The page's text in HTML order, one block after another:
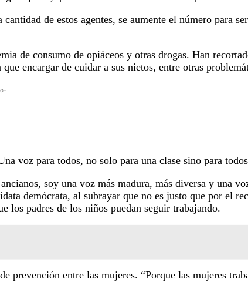
de estos agentes, se aumente el número para
de consumo de opiáceos y otras drogas. Han
encargar de cuidar a sus nietos, entre otras
voz para todos, no solo para una clase sino para
soy una voz más madura, más diversa y una
demócrata, al subrayar que no es justo que por el
los padres de los niños puedan seguir trabajando.
prevención entre las mujeres. “Porque las mujeres